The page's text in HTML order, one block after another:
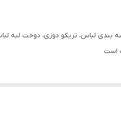
بندی لباس، تریکو دوزی، دوخت لبه
است